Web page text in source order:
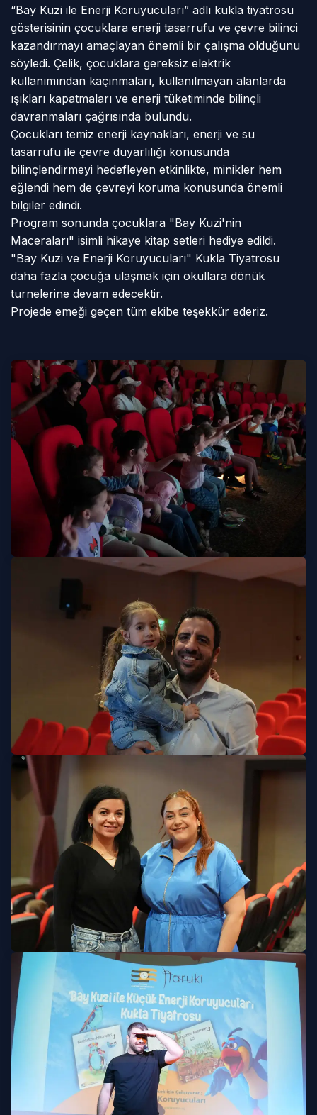
“Bay Kuzi ile Enerji Koruyucuları” adlı kukla tiyatrosu
gösterisinin çocuklara enerji tasarrufu ve çevre bilinci
kazandırmayı amaçlayan önemli bir çalışma olduğunu
söyledi. Çelik, çocuklara gereksiz elektrik
kullanımından kaçınmaları, kullanılmayan alanlarda
ışıkları kapatmaları ve enerji tüketiminde bilinçli
davranmaları çağrısında bulundu.
Çocukları temiz enerji kaynakları, enerji ve su
tasarrufu ile çevre duyarlılığı konusunda
bilinçlendirmeyi hedefleyen etkinlikte, minikler hem
eğlendi hem de çevreyi koruma konusunda önemli
bilgiler edindi.
Program sonunda çocuklara "Bay Kuzi'nin
Maceraları" isimli hikaye kitap setleri hediye edildi.
"Bay Kuzi ve Enerji Koruyucuları" Kukla Tiyatrosu
daha fazla çocuğa ulaşmak için okullara dönük
turnelerine devam edecektir.
Projede emeği geçen tüm ekibe teşekkür ederiz.